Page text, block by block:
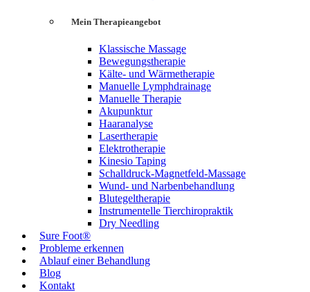
Mein Therapieangebot
Klassische Massage
Bewegungstherapie
Kälte- und Wärmetherapie
Manuelle Lymphdrainage
Manuelle Therapie
Akupunktur
Haaranalyse
Lasertherapie
Elektrotherapie
Kinesio Taping
Schalldruck-Magnetfeld-Massage
Wund- und Narbenbehandlung
Blutegeltherapie
Instrumentelle Tierchiropraktik
Dry Needling
Sure Foot®
Probleme erkennen
Ablauf einer Behandlung
Blog
Kontakt